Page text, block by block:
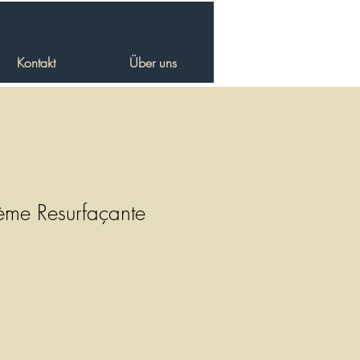
Kontakt Über uns
Resurfaçante